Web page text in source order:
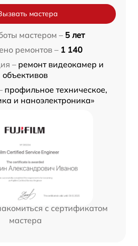
мастера
мастером – 5 лет
ремонтов – 1 140
– ремонт видеокамер и
объективов
профильное техническое,
и наноэлектроника»
с сертификатом
мастера